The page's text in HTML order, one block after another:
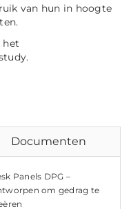
van hun in hoogte
het
Documenten
Panels DPG –
om gedrag te